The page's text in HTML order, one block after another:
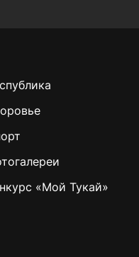
«Мой Тукай»